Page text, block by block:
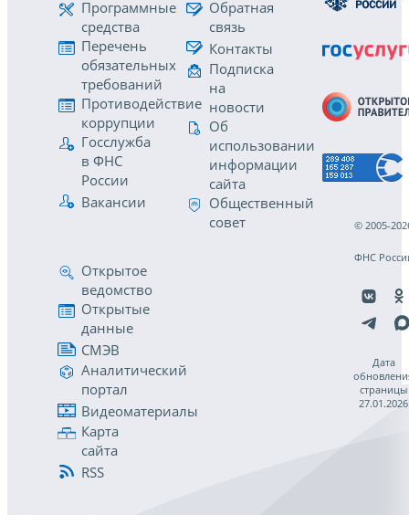
Программные
средства
Перечень
обязательных
требований
Противодействие
коррупции
Госслужба
в ФНС
России
Вакансии
Обратная
связь
Контакты
Подписка
на
новости
Об
использовании
информации
сайта
Общественный
совет
Открытое
ведомство
Открытые
данные
СМЭВ
Аналитический
портал
Видеоматериалы
Карта
сайта
RSS
© 2005-
ФНС
Дата
страницы
27.01.2026